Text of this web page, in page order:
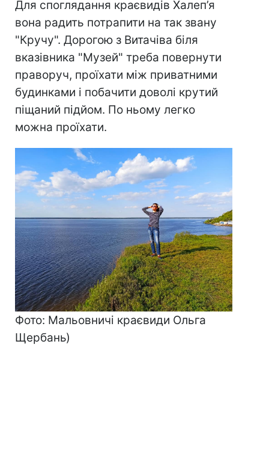
Для споглядання краєвидів Халеп’я
вона радить потрапити на так звану
"Кручу". Дорогою з Витачіва біля
вказівника "Музей" треба повернути
праворуч, проїхати між приватними
будинками і побачити доволі крутий
піщаний підйом. По ньому легко
можна проїхати.
Фото: Мальовничі краєвиди Ольга
Щербань)